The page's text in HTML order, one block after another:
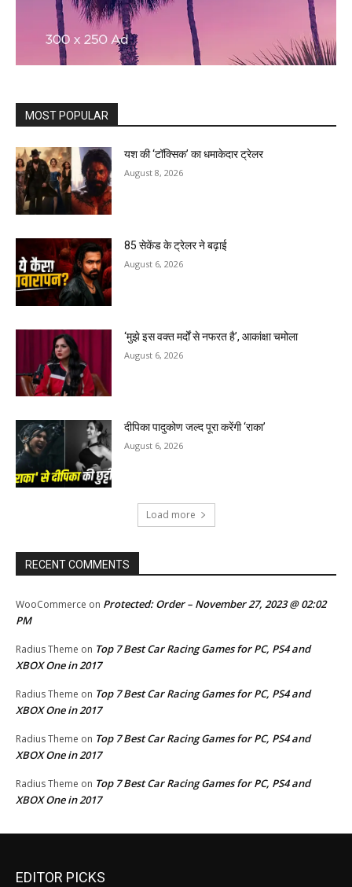
MOST POPULAR
यश की ‘टॉक्सिक’ का धमाकेदार ट्रेलर
August 8, 2026
85 सेकेंड के ट्रेलर ने बढ़ाई
August 6, 2026
‘मुझे इस वक्त मर्दों से नफरत है’, आकांक्षा चमोला
August 6, 2026
दीपिका पादुकोण जल्द पूरा करेंगी ‘राका’
August 6, 2026
Load more
RECENT COMMENTS
WooCommerce on Protected: Order – November 27, 2023 @ 02:02
PM
Radius Theme on Top 7 Best Car Racing Games for PC, PS4 and
XBOX One in 2017
Radius Theme on Top 7 Best Car Racing Games for PC, PS4 and
XBOX One in 2017
Radius Theme on Top 7 Best Car Racing Games for PC, PS4 and
XBOX One in 2017
Radius Theme on Top 7 Best Car Racing Games for PC, PS4 and
XBOX One in 2017
EDITOR PICKS